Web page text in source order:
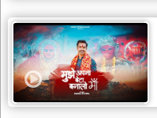
day
भजन
जोड़ें
add
bhajans